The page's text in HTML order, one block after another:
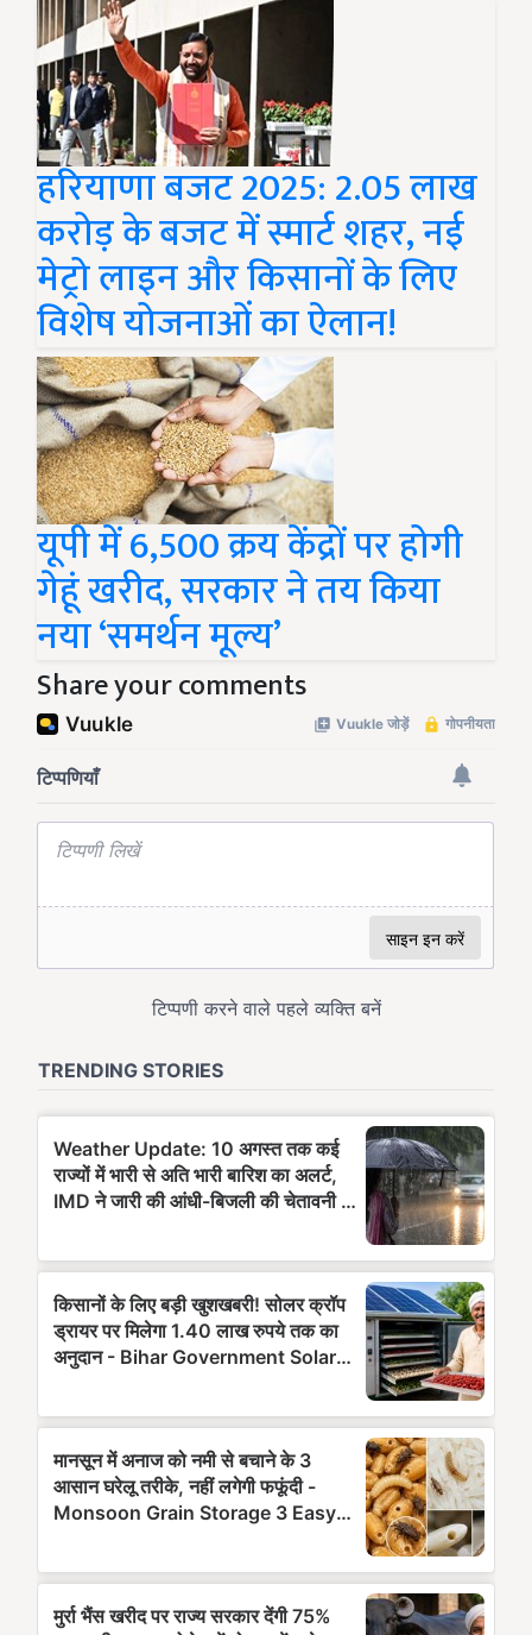
हरियाणा बजट 2025: 2.05 लाख
करोड़ के बजट में स्मार्ट शहर, नई
मेट्रो लाइन और किसानों के लिए
विशेष योजनाओं का ऐलान!
यूपी में 6,500 क्रय केंद्रों पर होगी
गेहूं खरीद, सरकार ने तय किया
नया ‘समर्थन मूल्य’
Share your comments